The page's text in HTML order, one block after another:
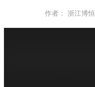
作者： 浙江博恒